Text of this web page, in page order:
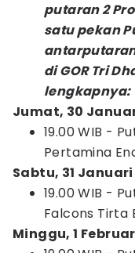
putaran 2
satu pekan
di GOR Tri
lengkapnya:
Jumat, 30
19.00 WIB -
Pertamina
Sabtu, 31 Januari
19.00 WIB -
Falcons Tirta
Minggu, 1